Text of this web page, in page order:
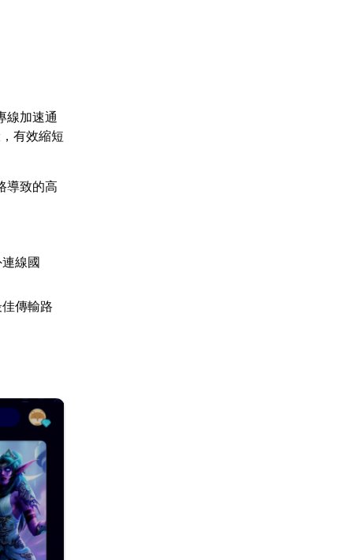
線加速通
有效縮短
導致的高
線國
傳輸路